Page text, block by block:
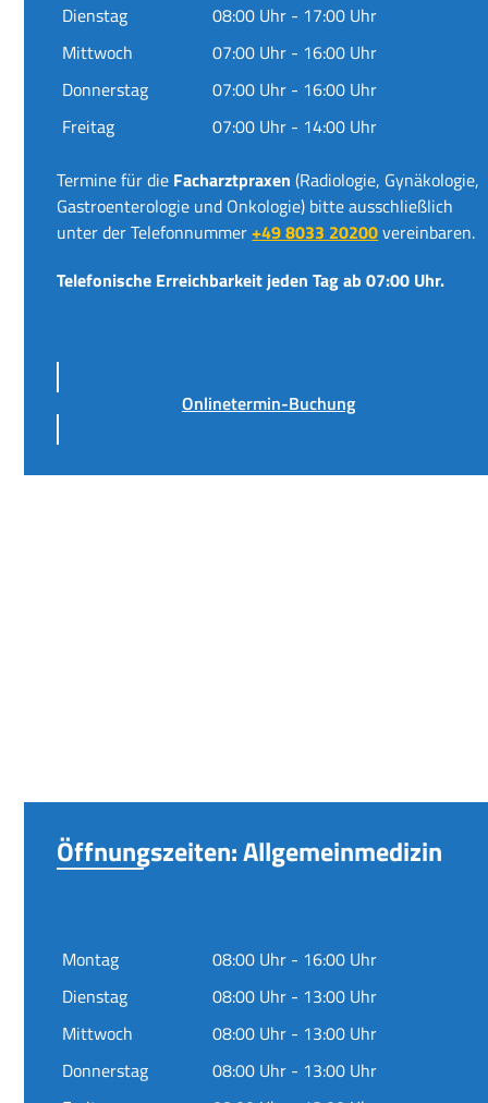
Dienstag
08:00 Uhr - 17:00 Uhr
Mittwoch
07:00 Uhr - 16:00 Uhr
Donnerstag
07:00 Uhr - 16:00 Uhr
Freitag
07:00 Uhr - 14:00 Uhr
Termine für die Facharztpraxen (Radiologie, Gynäkologie,
Gastroenterologie und Onkologie) bitte ausschließlich
unter der Telefonnummer+49 8033 20200vereinbaren.
Telefonische Erreichbarkeit jeden Tag ab 07:00 Uhr.
Onlinetermin-Buchung
Öffnungszeiten: Allgemeinmedizin
Montag
08:00 Uhr - 16:00 Uhr
Dienstag
08:00 Uhr - 13:00 Uhr
Mittwoch
08:00 Uhr - 13:00 Uhr
Donnerstag
08:00 Uhr - 13:00 Uhr